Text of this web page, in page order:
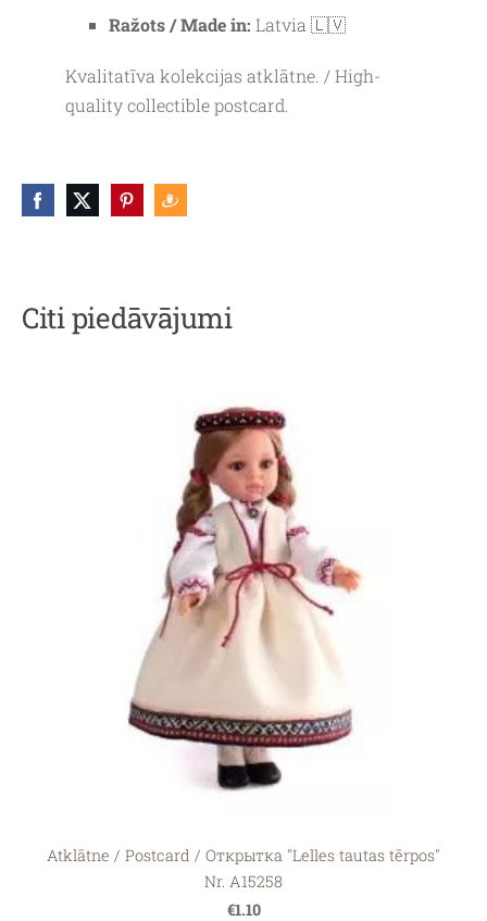
Ražots / Made in: Latvia 🇱🇻
Kvalitatīva kolekcijas atklātne. / High-
quality collectible postcard.
Citi piedāvājumi
Atklātne / Postcard / Открытка "Lelles tautas tērpos"
Nr. A15258
€1.10